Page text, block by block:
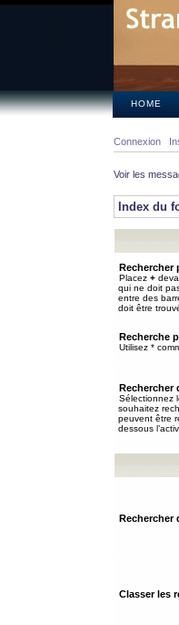
HOME
Connexion
Voir les
Index du
Rechercher
Placez +
qui ne doit
entre des
doit être
Recherche
Utilisez *
Rechercher
Sélectionnez
souhaitez
peuvent être
dessous
Rechercher
Classer les